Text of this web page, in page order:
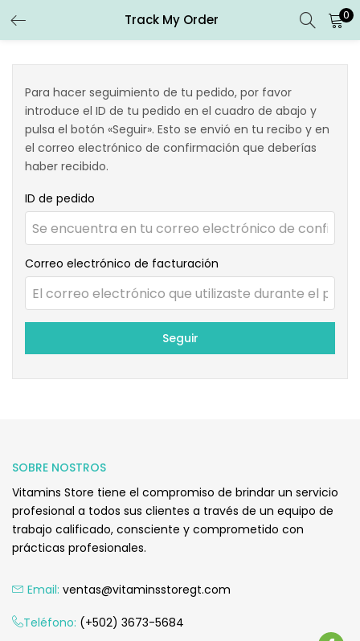
Track My Order 0
Para hacer seguimiento de tu pedido, por favor
introduce el ID de tu pedido en el cuadro de abajo y
pulsa el botón «Seguir». Esto se envió en tu recibo y en
el correo electrónico de confirmación que deberías
haber recibido.
ID de pedido
Correo electrónico de facturación
Seguir
SOBRE NOSTROS
Vitamins Store tiene el compromiso de brindar un servicio
profesional a todos sus clientes a través de un equipo de
trabajo calificado, consciente y comprometido con
prácticas profesionales.
Email: ventas@vitaminsstoregt.com
Teléfono: (+502) 3673-5684
REGISTRARSE
sesión.
Recuérdame
Entrar